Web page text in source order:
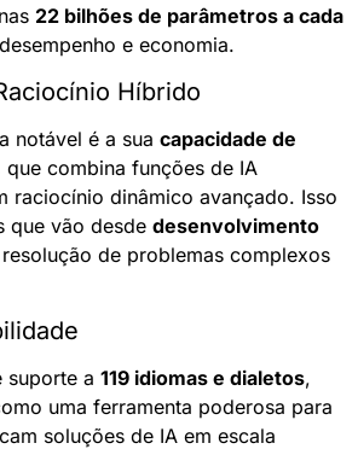
22 bilhões de parâmetros a cada
e economia.
Híbrido
notável é a sua capacidade de
que combina funções de IA
raciocínio dinâmico avançado. Isso
que vão desde desenvolvimento
de problemas complexos
suporte a 119 idiomas e dialetos,
uma ferramenta poderosa para
soluções de IA em escala